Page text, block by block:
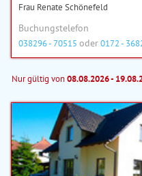
Frau Renate Schönefeld
Buchungstelefon
038296 - 70515 oder0172 -
Nur gültig von08.08.2026 -